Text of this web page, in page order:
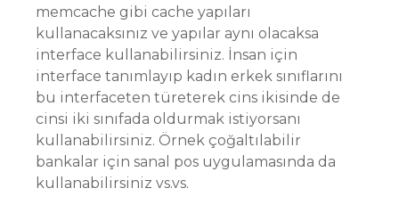
memcache gibi cache yapıları
kullanacaksınız ve yapılar aynı olacaksa
interface kullanabilirsiniz. İnsan için
interface tanımlayıp kadın erkek sınıflarını
bu interfaceten türeterek cins ikisinde de
cinsi iki sınıfada oldurmak istiyorsanı
kullanabilirsiniz. Örnek çoğaltılabilir
bankalar için sanal pos uygulamasında da
kullanabilirsiniz vs.vs.